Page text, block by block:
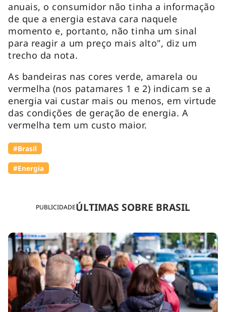
PUBLICIDADEÚLTIMAS SOBRE BRASIL
anuais, o consumidor não tinha a informação
de que a energia estava cara naquele
momento e, portanto, não tinha um sinal
para reagir a um preço mais alto", diz um
trecho da nota.
As bandeiras nas cores verde, amarela ou
vermelha (nos patamares 1 e 2) indicam se a
energia vai custar mais ou menos, em virtude
das condições de geração de energia. A
vermelha tem um custo maior.
#Brasil
#Energia